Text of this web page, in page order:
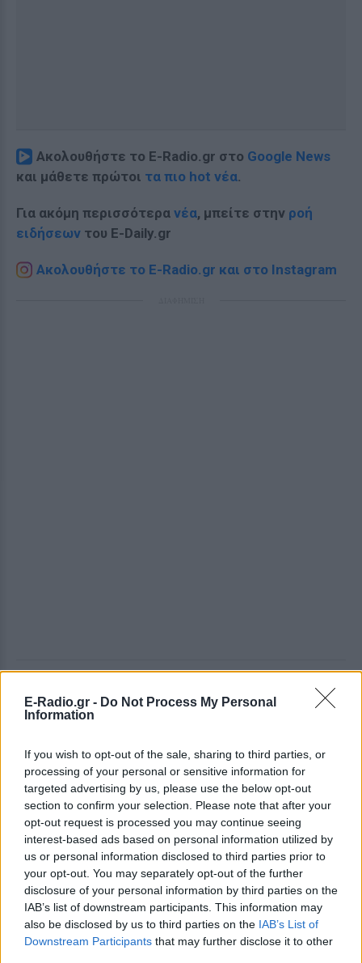
E-Radio.gr - Do Not Process My Personal
Information
If you wish to opt-out of the sale, sharing to third parties, or
processing of your personal or sensitive information for
targeted advertising by us, please use the below opt-out
section to confirm your selection. Please note that after your
opt-out request is processed you may continue seeing
interest-based ads based on personal information utilized by
us or personal information disclosed to third parties prior to
your opt-out. You may separately opt-out of the further
disclosure of your personal information by third parties on the
IAB’s list of downstream participants. This information may
also be disclosed by us to third parties on the IAB’s List of
Downstream Participants that may further disclose it to other
Ακολουθήστε το E-Radio.gr στο Google News
και μάθετε πρώτοι τα πιο hot νέα.
Για ακόμη περισσότερα νέα, μπείτε στην ροή
ειδήσεων του E-Daily.gr
Ακολουθήστε το E-Radio.gr και στο Instagram
ΔΕΙΤΕ ΕΠΙΣΗΣ
42χρονη από το Ρότερνταμ
πνίγηκε στα Μάλια – Αυτόπτες
μάρτυρες τα 3 παιδιά της
ΣΉΜΕΡΑ
Τα τρία ανήλικα παιδιά της 42χρονης
ήταν παρόν όταν εκτυλίχθηκε το τραγικό
συμβάν.
Kοράκι στην Αγγλία δεν
αστειευόταν καθόλου:
Επιτέθηκε σε γυναίκα και την
έριξε κάτω ‑ Δες τι έγινε!